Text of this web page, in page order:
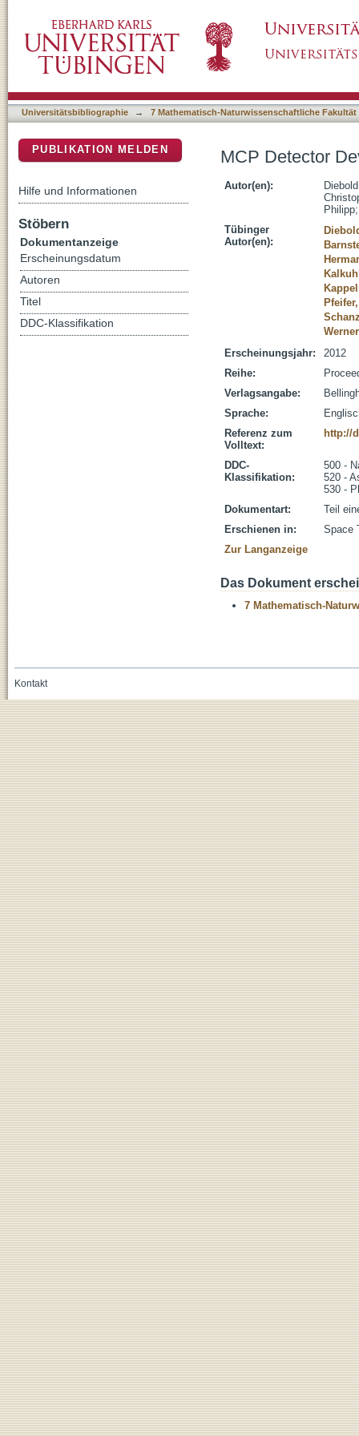
Universitätsbibliographie → 7 Mathematisch-Naturwissenschaftliche Fakultät
MCP Detector
Autor(en):
Philipp
Tübinger
Autor(en):
Erscheinungsjahr:
2012
Reihe:
Verlagsangabe:
Sprache:
Referenz zum
Volltext:
http://
DDC-
Klassifikation:
500 -
520 -
530 -
Dokumentart:
Teil
Erschienen in:
Space
Zur Langanzeige
Das Dokument
7 Mathematisch-
PUBLIKATION MELDEN
Hilfe und Informationen
Stöbern
Dokumentanzeige
Erscheinungsdatum
Autoren
Titel
DDC-Klassifikation
Kontakt